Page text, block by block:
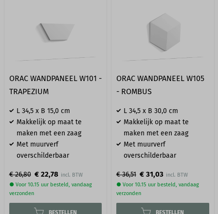
ORAC WANDPANEEL W101 -
TRAPEZIUM
L 34,5 x B 15,0 cm
Makkelijk op maat te
maken met een zaag
Met muurverf
overschilderbaar
€ 26,80 € 22,78
● Voor 10.15 uur besteld, vandaag
verzonden
ORAC WANDPANEEL W105
- ROMBUS
L 34,5 x B 30,0 cm
Makkelijk op maat te
maken met een zaag
Met muurverf
overschilderbaar
€ 36,51 € 31,03
● Voor 10.15 uur besteld, vandaag
verzonden